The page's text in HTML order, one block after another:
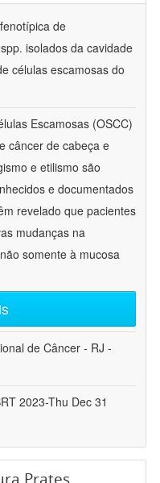
de
isolados da cavidade
células escamosas do
Escamosas (OSCC)
câncer de cabeça e
e etilismo são
e documentados
revelado que pacientes
mudanças na
somente à mucosa
de Câncer - RJ -
2023-Thu Dec 31